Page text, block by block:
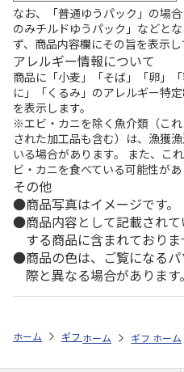
なお、「普通ゆうパック」の場
のみチルドゆうパック」などと
ず、商品内容欄にその旨を表示し
アレルギー情報について
商品に「小麦」「そば」「卵」
に」「くるみ」のアレルギー特
を表示します。
※エビ・カニを除く魚介類（こ
された加工品も含む）は、漁獲
いる場合があります。 また、こ
ビ・カニを食べている可能性があ
その他
商品写真はイメージです。
商品内容として記載され
する商品に含まれておりま
商品の色は、ご覧になる
際と異なる場合があります。
ホーム ギフトストア お中元・
ホーム ギフトスト
ホーム